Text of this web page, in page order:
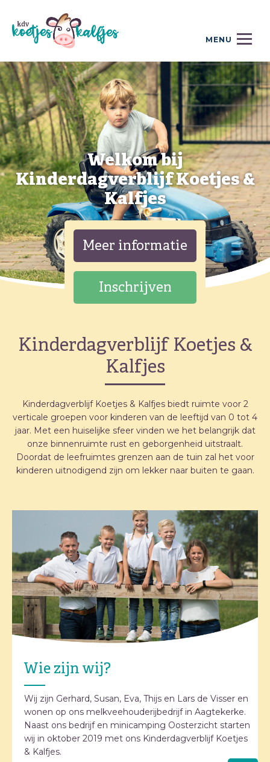
MENU
Contact
Welkom bij
Kinderdagverblijf Koetjes &
Kalfjes
Meer informatie
Inschrijven
Kinderdagverblijf Koetjes &
Kalfjes
Kinderdagverblijf Koetjes & Kalfjes biedt ruimte voor 2
verticale groepen voor kinderen van de leeftijd van 0 tot 4
jaar. Met een huiselijke sfeer vinden we het belangrijk dat
onze binnenruimte rust en geborgenheid uitstraalt.
Doordat de leefruimtes grenzen aan de tuin zal het voor
kinderen uitnodigend zijn om lekker naar buiten te gaan.
Wie zijn wij?
Wij zijn Gerhard, Susan, Eva, Thijs en Lars de Visser en
wonen op ons melkveehouderijbedrijf in Aagtekerke.
Naast ons bedrijf en minicamping Oosterzicht starten
wij in oktober 2019 met ons Kinderdagverblijf Koetjes
& Kalfjes.